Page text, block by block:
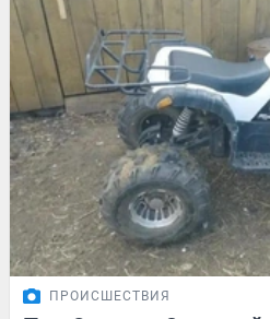
ПРОИСШЕСТВИЯ